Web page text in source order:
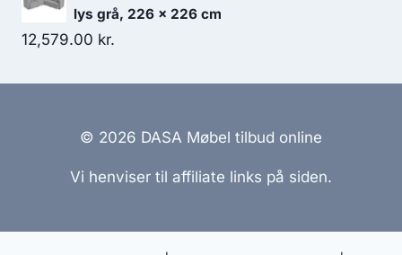
lys grå, 226 x 226 cm
12,579.00 kr.
© 2026 DASA Møbel tilbud online
Vi henviser til affiliate links på siden.